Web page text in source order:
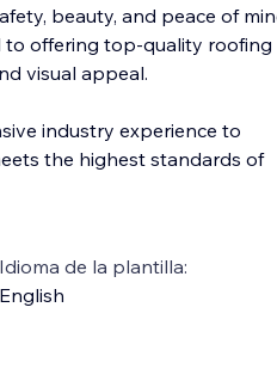
beauty, and peace of
to offering top-quality roofing
visual appeal.
industry experience to
the highest standards of
Idioma de la plantilla:
English